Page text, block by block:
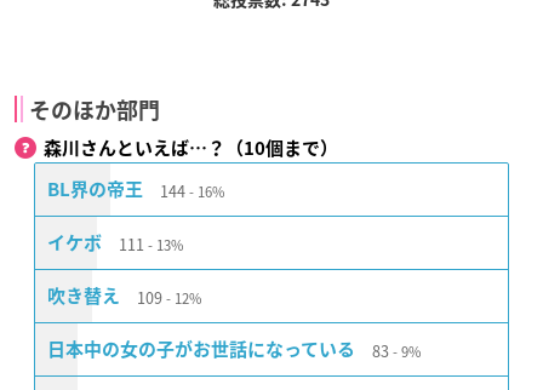
そのほか部門
森川さんといえば…？（10個まで）
BL界の帝王 144 16%
イケボ 111 13%
吹き替え 109 12%
日本中の女の子がお世話になっている 83 9%